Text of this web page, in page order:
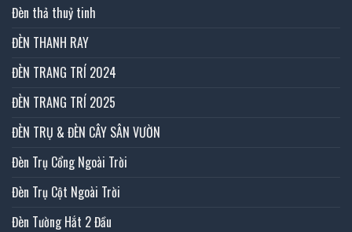
Đèn thả thuỷ tinh
ĐÈN THANH RAY
ĐÈN TRANG TRÍ 2024
ĐÈN TRANG TRÍ 2025
ĐÈN TRỤ & ĐÈN CÂY SÂN VƯỜN
Đèn Trụ Cổng Ngoài Trời
Đèn Trụ Cột Ngoài Trời
Đèn Tường Hắt 2 Đầu